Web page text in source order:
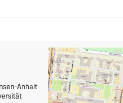
Anhalt